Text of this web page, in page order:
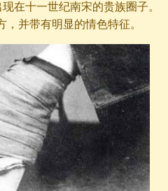
在十一世纪南宋的贵族圈子。
并带有明显的情色特征。